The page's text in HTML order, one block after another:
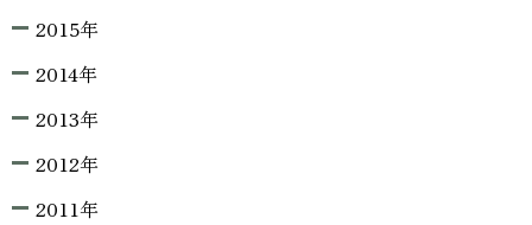
2015年
2014年
2013年
2012年
2011年